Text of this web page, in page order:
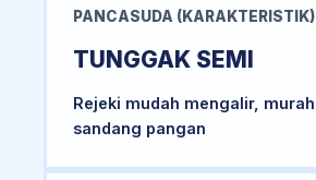
PANCASUDA (KARAKTERISTIK)
TUNGGAK SEMI
Rejeki mudah mengalir, murah
sandang pangan